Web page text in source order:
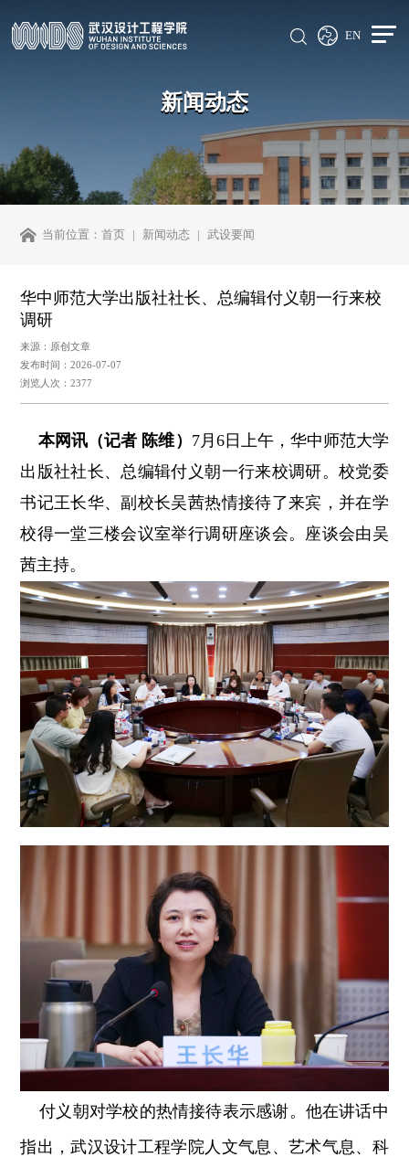
EN
新闻动态
当前位置：首页 新闻动态 武设要闻
华中师范大学出版社社长、总编辑付义朝一行来校
调研
来源：原创文章
发布时间：2026-07-07
浏览人次：2377
本网讯（记者 陈维） 7月6日上午，华中师范大学
出版社社长、总编辑付义朝一行来校调研。校党委
书记王长华、副校长吴茜热情接待了来宾，并在学
校得一堂三楼会议室举行调研座谈会。座谈会由吴
茜主持。
付义朝对学校的热情接待表示感谢。他在讲话中
指出，武汉设计工程学院人文气息、艺术气息、科